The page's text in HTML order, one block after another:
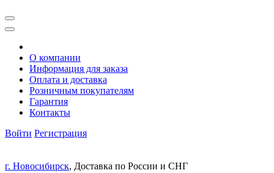
О компании
Информация для заказа
Оплата и доставка
Розничным покупателям
Гарантия
Контакты
Войти Регистрация
г. Новосибирск, Доставка по России и СНГ